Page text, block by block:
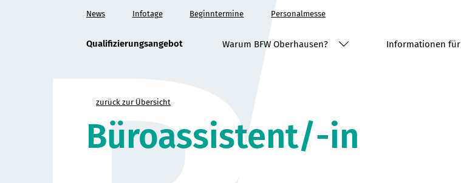
News Infotage Beginntermine Personalmesse
Qualifizierungsangebot Warum BFW Oberhausen? Informationen für
zurück zur Übersicht
Büroassistent/-in